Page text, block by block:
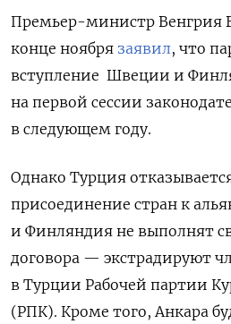
Премьер-министр Венгрия
конце ноября заявил, что
вступление Швеции и
на первой сессии
в следующем году.
Однако Турция
присоединение стран к
и Финляндия не выполнят
договора — экстрадируют
в Турции Рабочей партии
(РПК). Кроме того, Анкара